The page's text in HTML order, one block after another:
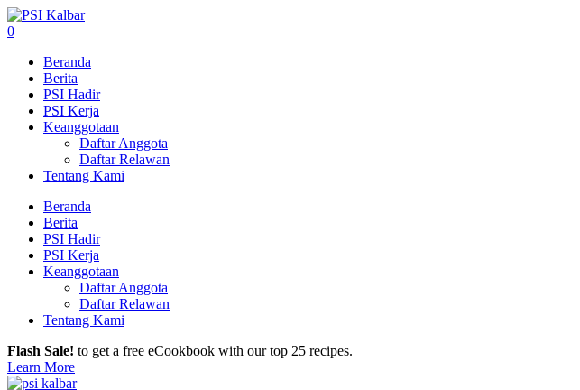
0
Beranda
Berita
PSI Hadir
PSI Kerja
Keanggotaan
Daftar Anggota
Daftar Relawan
Tentang Kami
Beranda
Berita
PSI Hadir
PSI Kerja
Keanggotaan
Daftar Anggota
Daftar Relawan
Tentang Kami
Flash Sale! to get a free eCookbook with our top 25 recipes.
Learn More